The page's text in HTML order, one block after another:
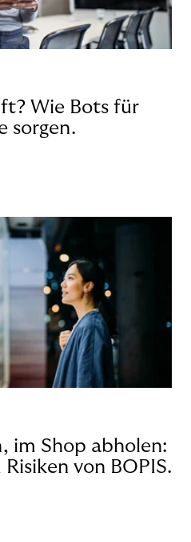
Wie Bots für
sorgen.
im Shop abholen:
von BOPIS.